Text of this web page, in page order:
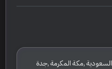
السعودية ,مكة المكرمة ,جدة